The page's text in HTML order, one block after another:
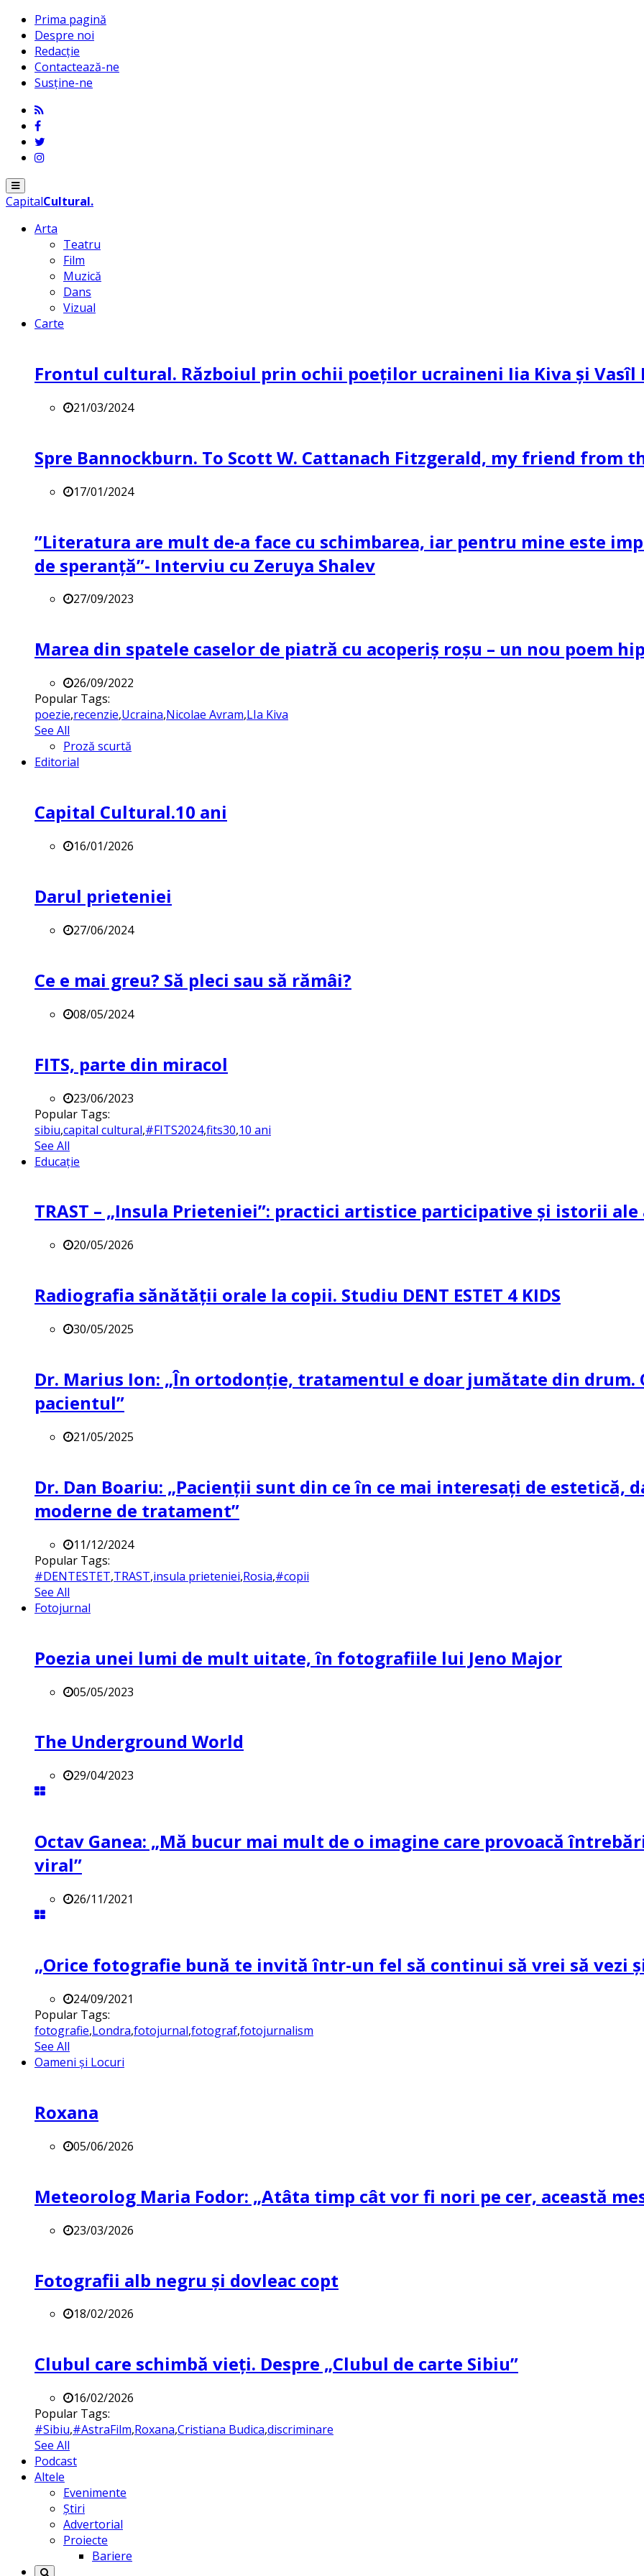
Prima pagină
Despre noi
Redacție
Contactează-ne
Susține-ne
Menu
CapitalCultural.
Arta
Teatru
Film
Muzică
Dans
Vizual
Carte
Frontul cultural. Războiul prin ochii poeților ucraineni Iia Kiva și Vasîl
21/03/2024
Spre Bannockburn. To Scott W. Cattanach Fitzgerald, my friend from
17/01/2024
”Literatura are mult de-a face cu schimbarea, iar pentru mine este
de speranță”- Interviu cu Zeruya Shalev
27/09/2023
Marea din spatele caselor de piatră cu acoperiș roșu – un nou poem
26/09/2022
Popular Tags:
poezie,recenzie,Ucraina,Nicolae Avram,LIa Kiva
See All
Proză scurtă
Editorial
Capital Cultural.10 ani
16/01/2026
Darul prieteniei
27/06/2024
Ce e mai greu? Să pleci sau să rămâi?
08/05/2024
FITS, parte din miracol
23/06/2023
Popular Tags:
sibiu,capital cultural,#FITS2024,fits30,10 ani
See All
Educație
TRAST – „Insula Prieteniei”: practici artistice participative și istorii
20/05/2026
Radiografia sănătății orale la copii. Studiu DENT ESTET 4 KIDS
30/05/2025
Dr. Marius Ion: „În ortodonție, tratamentul e doar jumătate din drum.
pacientul”
21/05/2025
Dr. Dan Boariu: „Pacienții sunt din ce în ce mai interesați de estetică,
moderne de tratament”
11/12/2024
Popular Tags:
#DENTESTET,TRAST,insula prieteniei,Rosia,#copii
See All
Fotojurnal
Poezia unei lumi de mult uitate, în fotografiile lui Jeno Major
05/05/2023
The Underground World
29/04/2023
Octav Ganea: „Mă bucur mai mult de o imagine care provoacă
viral”
26/11/2021
„Orice fotografie bună te invită într-un fel să continui să vrei să vezi
24/09/2021
Popular Tags:
fotografie,Londra,fotojurnal,fotograf,fotojurnalism
See All
Oameni și Locuri
Roxana
05/06/2026
Meteorolog Maria Fodor: „Atâta timp cât vor fi nori pe cer, această
23/03/2026
Fotografii alb negru și dovleac copt
18/02/2026
Clubul care schimbă vieți. Despre „Clubul de carte Sibiu”
16/02/2026
Popular Tags:
#Sibiu,#AstraFilm,Roxana,Cristiana Budica,discriminare
See All
Podcast
Altele
Evenimente
Știri
Advertorial
Proiecte
Bariere